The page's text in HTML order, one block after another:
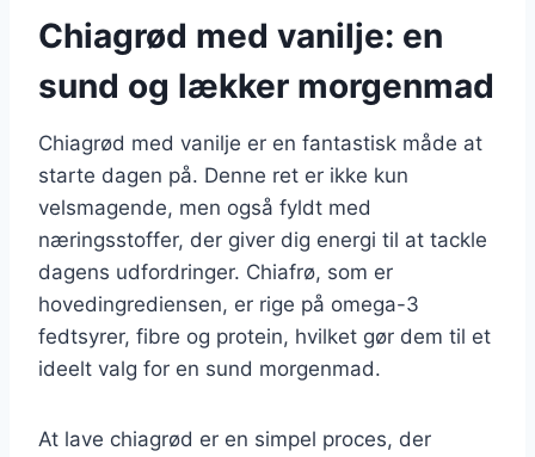
Chiagrød med vanilje: en
sund og lækker morgenmad
Chiagrød med vanilje er en fantastisk måde at
starte dagen på. Denne ret er ikke kun
velsmagende, men også fyldt med
næringsstoffer, der giver dig energi til at tackle
dagens udfordringer. Chiafrø, som er
hovedingrediensen, er rige på omega-3
fedtsyrer, fibre og protein, hvilket gør dem til et
ideelt valg for en sund morgenmad.
At lave chiagrød er en simpel proces, der